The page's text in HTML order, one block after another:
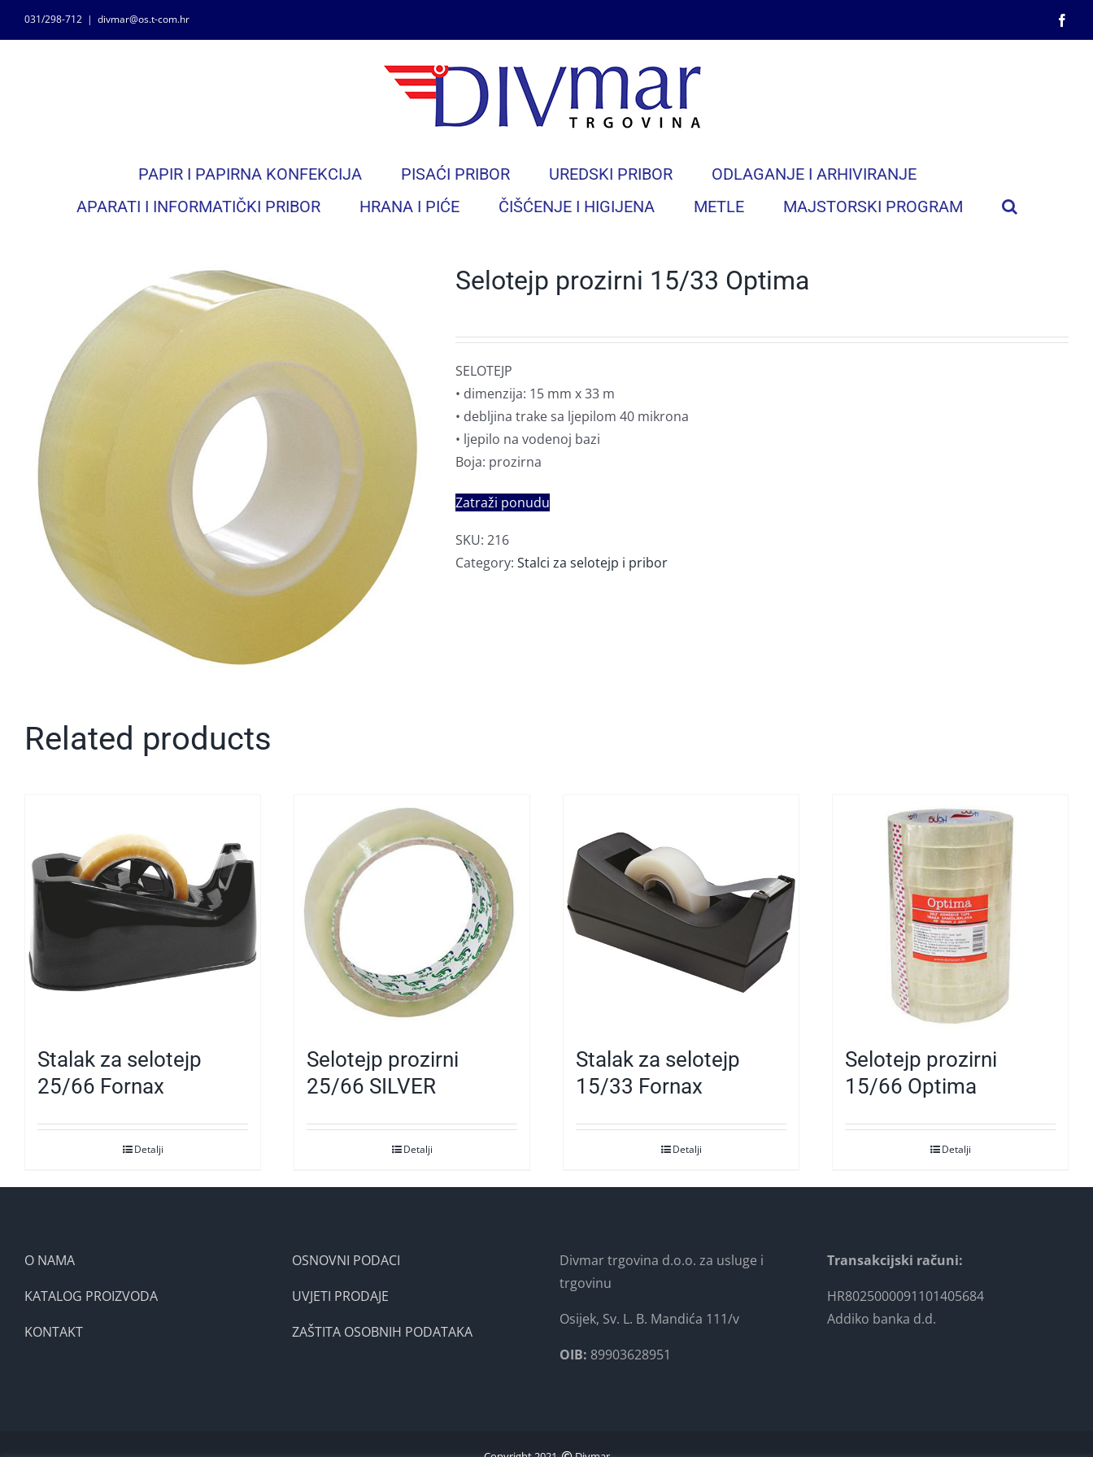
031/298-712 | divmar@os.t-com.hr
PAPIR I PAPIRNA KONFEKCIJA PISAĆI PRIBOR UREDSKI PRIBOR
ODLAGANJE I ARHIVIRANJE
APARATI I INFORMATIČKI PRIBOR
HRANA I PIĆE ČIŠĆENJE I HIGIJENA METLE MAJSTORSKI PROGRAM
Selotejp prozirni 15/33 Optima
SELOTEJP
• dimenzija: 15 mm x 33 m
• debljina trake sa ljepilom 40 mikrona
• ljepilo na vodenoj bazi
Boja: prozirna
Zatraži ponudu
SKU: 216
Category: Stalci za selotejp i pribor
Related products
Stalak za selotejp
25/66 Fornax
Detalji
Selotejp prozirni
25/66 SILVER
Detalji
Stalak za selotejp
15/33 Fornax
Detalji
Selotejp prozirni
15/66 Optima
Detalji
O NAMA
KATALOG PROIZVODA
KONTAKT
OSNOVNI PODACI
UVJETI PRODAJE
ZAŠTITA OSOBNIH PODATAKA
Divmar trgovina d.o.o. za usluge i
trgovinu
Osijek, Sv. L. B. Mandića 111/v
OIB: 89903628951
Transakcijski računi:
HR8025000091101405684
Addiko banka d.d.